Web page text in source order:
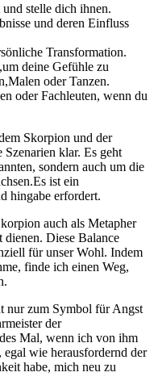
​stelle ‌dich ihnen.
und deren‍ Einfluss
Transformation.
deine Gefühle zu
oder Tanzen.
oder Fachleuten, wenn du
Skorpion und der
klar. ‍Es geht​
sondern⁢ auch um die
ist ein⁤
hingabe erfordert.
auch‌ als Metapher
dienen. Diese Balance
für unser Wohl. ​Indem
finde ich einen Weg,​
nur zum Symbol⁤ für Angst
der
Mal, wenn ich von ihm
egal wie herausfordernd der
habe, ‌mich neu zu